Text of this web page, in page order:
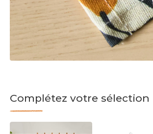
Complétez votre sélection